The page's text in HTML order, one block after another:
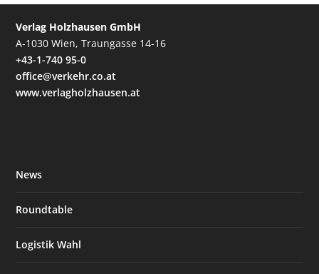
Verlag Holzhausen GmbH
A-1030 Wien, Traungasse 14-16
+43-1-740 95-0
office@verkehr.co.at
www.verlagholzhausen.at
News
Roundtable
Logistik Wahl